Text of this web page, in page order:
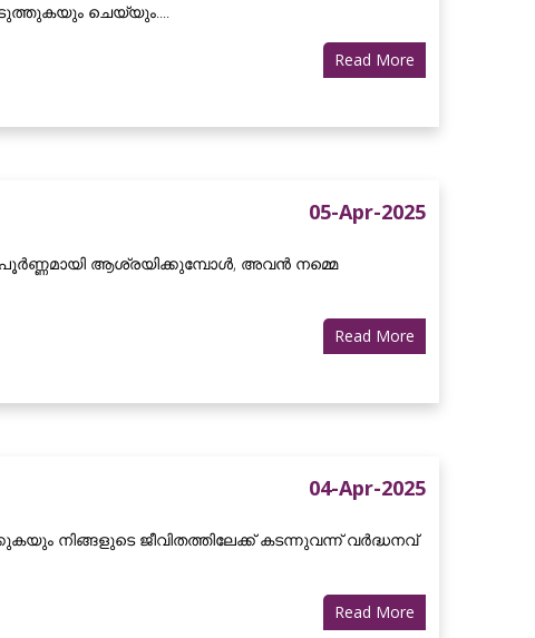
ചെയ്യും....
Read More
05-Apr-2025
ആശ്രയിക്കുമ്പോൾ, അവൻ നമ്മെ
Read More
04-Apr-2025
നിങ്ങളുടെ ജീവിതത്തിലേക്ക് കടന്നുവന്ന് വർദ്ധനവ്
Read More